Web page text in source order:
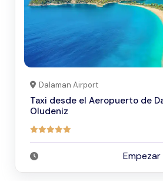
Dalaman Airport
Taxi desde el Aeropuerto de
Oludeniz